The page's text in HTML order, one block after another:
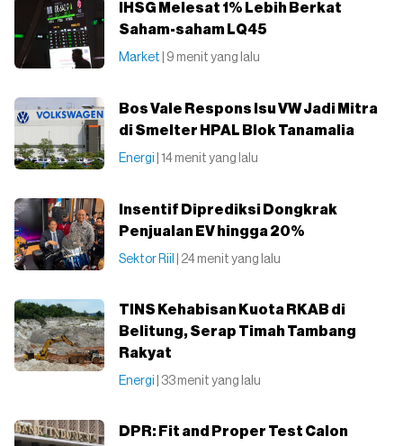
IHSG Melesat 1% Lebih Berkat
Saham-saham LQ45
Market | 9 menit yang lalu
Bos Vale Respons Isu VW Jadi Mitra
di Smelter HPAL Blok Tanamalia
Energi | 14 menit yang lalu
Insentif Diprediksi Dongkrak
Penjualan EV hingga 20%
Sektor Riil | 24 menit yang lalu
TINS Kehabisan Kuota RKAB di
Belitung, Serap Timah Tambang
Rakyat
Energi | 33 menit yang lalu
DPR: Fit and Proper Test Calon